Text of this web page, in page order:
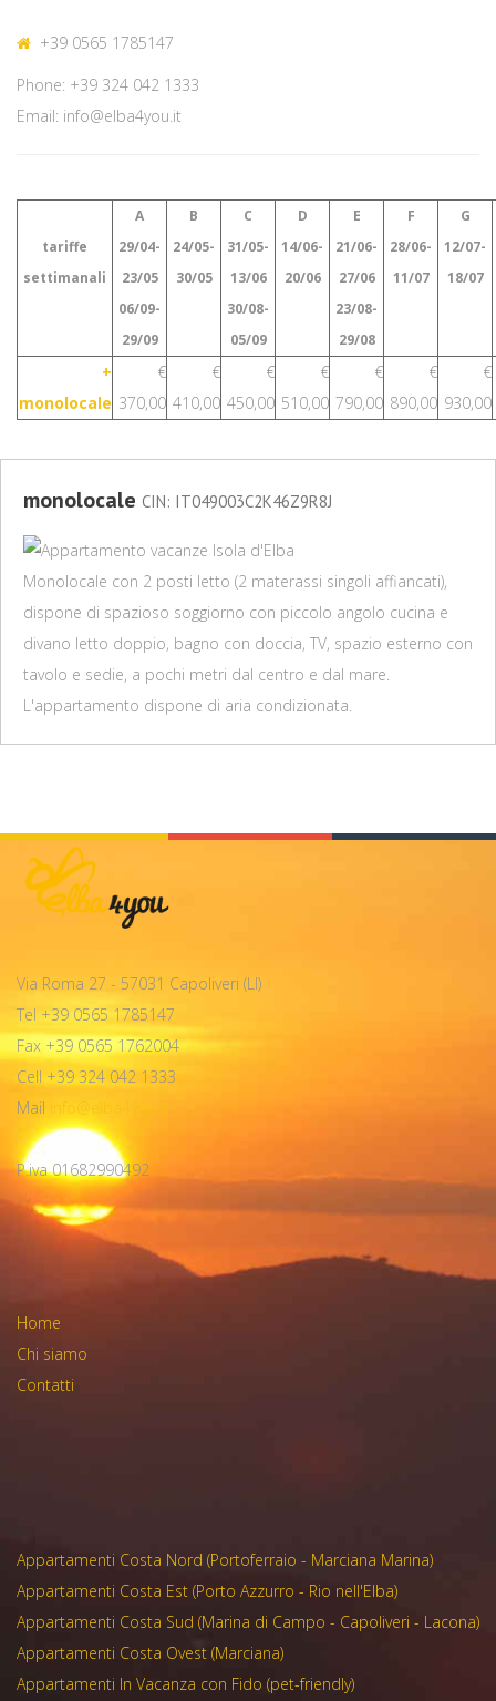
+39 0565 1785147
Phone: +39 324 042 1333
Email: info@elba4you.it
tariffe
settimanali
A
29/04-
23/05
06/09-
29/09
B
24/05-
30/05
C
31/05-
13/06
30/08-
05/09
D
14/06-
20/06
E
21/06-
27/06
23/08-
29/08
F
28/06-
11/07
G
12/07-
18/07
+
monolocale
€
370,00
€
410,00
€
450,00
€
510,00
€
790,00
€
890,00
€
930,00
monolocale CIN: IT049003C2K46Z9R8J
Monolocale con 2 posti letto (2 materassi singoli affiancati),
dispone di spazioso soggiorno con piccolo angolo cucina e
divano letto doppio, bagno con doccia, TV, spazio esterno con
tavolo e sedie, a pochi metri dal centro e dal mare.
L'appartamento dispone di aria condizionata.
Via Roma 27 - 57031 Capoliveri (LI)
Tel +39 0565 1785147
Fax +39 0565 1762004
Cell +39 324 042 1333
Mail
info@elba4you.it
P.iva 01682990492
Home
Chi siamo
Contatti
Appartamenti Costa Nord (Portoferraio - Marciana Marina)
Appartamenti Costa Est (Porto Azzurro - Rio nell'Elba)
Appartamenti Costa Sud (Marina di Campo - Capoliveri - Lacona)
Appartamenti Costa Ovest (Marciana)
Appartamenti In Vacanza con Fido (pet-friendly)